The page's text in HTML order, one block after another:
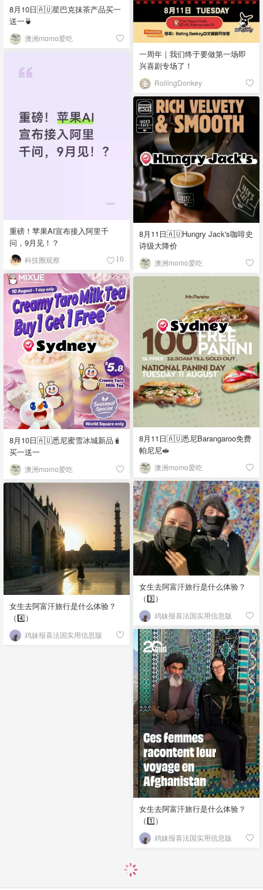
8月10日🇦🇺星巴克抹茶产品买一
送一🍵
澳洲momo爱吃
一周年｜我们终于要做第一场即
兴喜剧专场了！
RollingDonkey
重磅！苹果AI宣布接入阿里千
问，9月见！？
科技圈观察 10
8月11日🇦🇺Hungry Jack's咖啡史
诗级大降价
澳洲momo爱吃
8月10日🇦🇺悉尼蜜雪冰城新品🧋
买一送一
澳洲momo爱吃
8月11日🇦🇺悉尼Barangaroo免费
帕尼尼🥪
澳洲momo爱吃
女生去阿富汗旅行是什么体验？
（3️⃣）
鸡妹报喜法国实用信息版
女生去阿富汗旅行是什么体验？
（4️⃣）
鸡妹报喜法国实用信息版
女生去阿富汗旅行是什么体验？
（1️⃣）
鸡妹报喜法国实用信息版